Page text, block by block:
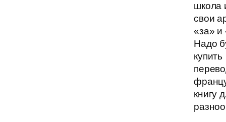
школа
свои
«за» и
Надо
купить
книгу